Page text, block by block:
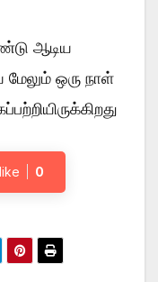
ஆடிய
மேலும் ஒரு நாள்
0